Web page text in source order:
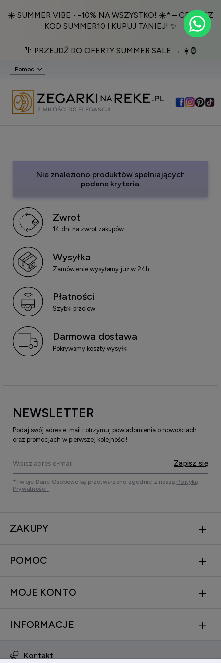
☀️ SUMMER VIBE • -10% NA WSZYSTKO! ☀️* – ODBIERZ
KOD SUMMER10 I KUPUJ TANIEJ! ✨
🌴 PRZEJDŹ DO OFERTY SUMMER SALE → ☀️⌚️
Pomoc
Nie znaleziono produktów spełniających
podane kryteria.
Zwrot
14 dni na zwrot zakupów
Wysyłka
Zamówienie wysyłamy już w 24h
Płatności
Szybki przelew
Darmowa dostawa
Pokrywamy koszty wysyłki
NEWSLETTER
Podaj swój adres e-mail i otrzymuj powiadomienia o nowościach
oraz promocjach w pierwszej kolejności!
Zapisz się
*Twoje Dane Osobowe są przetwarzane zgodnie z naszą Polityką
Prywatności.
ZAKUPY
POMOC
MOJE KONTO
INFORMACJE
Kontakt